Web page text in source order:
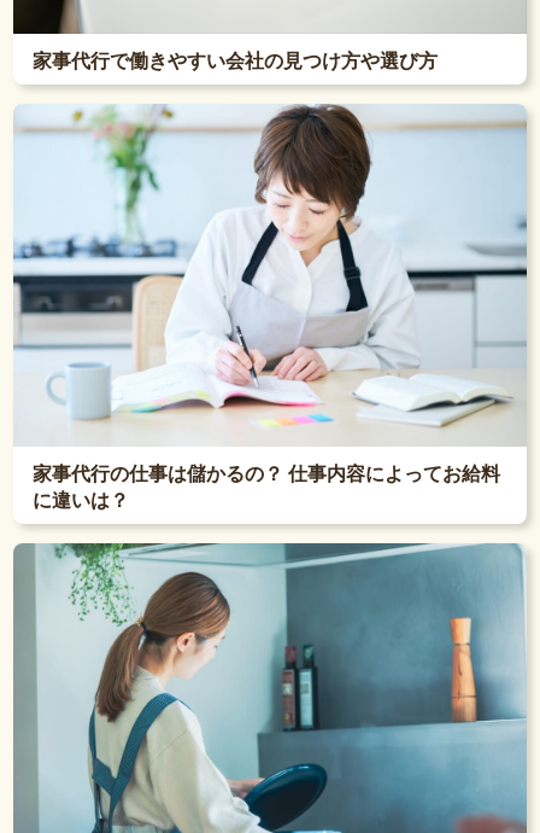
家事代行で働きやすい会社の見つけ方や選び方
家事代行の仕事は儲かるの？ 仕事内容によってお給料
に違いは？